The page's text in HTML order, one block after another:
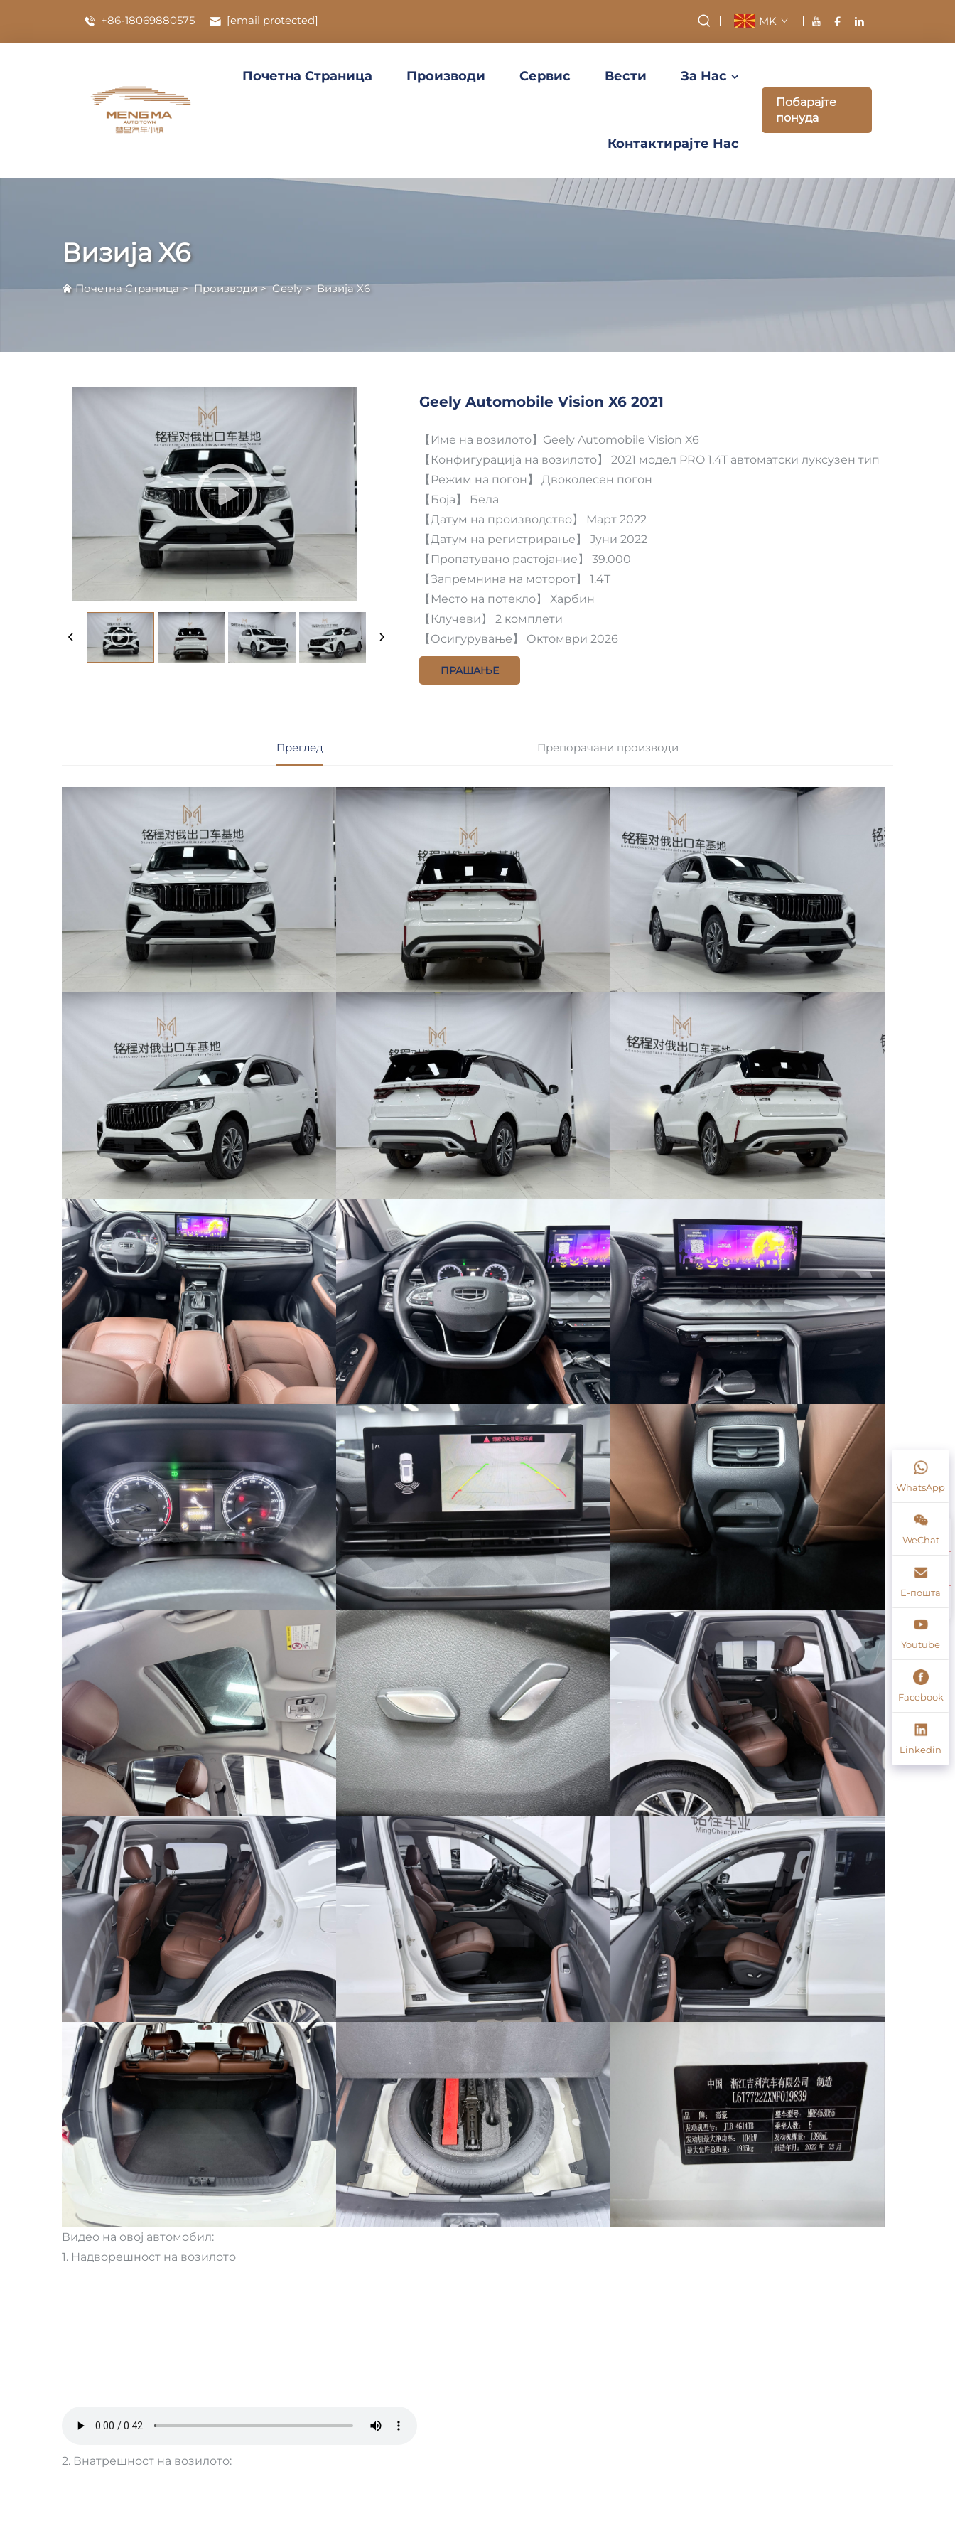
+86-18069880575 [email protected] MK
Почетна Страница Производи Сервис Вести За Нас
Контактирајте Нас
Побарајте
понуда
Визија X6
Почетна Страница>Производи>Geely>Визија X6
Geely Automobile Vision X6 2021
【Име на возилото】Geely Automobile Vision X6
【Конфигурација на возилото】 2021 модел PRO 1.4T автоматски луксузен тип
【Режим на погон】 Двоколесен погон
【Боја】 Бела
【Датум на производство】 Март 2022
【Датум на регистрирање】 Јуни 2022
【Пропатувано растојание】 39.000
【Запремнина на моторот】 1.4T
【Место на потекло】 Харбин
【Клучеви】 2 комплети
【Осигурување】 Октомври 2026
ПРАШАЊЕ
Преглед Препорачани производи
Видео на овој автомобил:
1. Надворешност на возилото
2. Внатрешност на возилото:
WhatsApp
WeChat
Е-пошта
Youtube
Facebook
Linkedin